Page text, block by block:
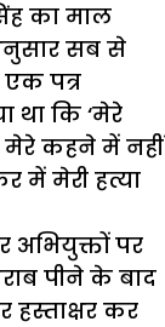
का माल
सब से
पत्र
था कि ‘मेरे
मेरे कहने में नहीं
में मेरी हत्या
पर
पीने के बाद
कर